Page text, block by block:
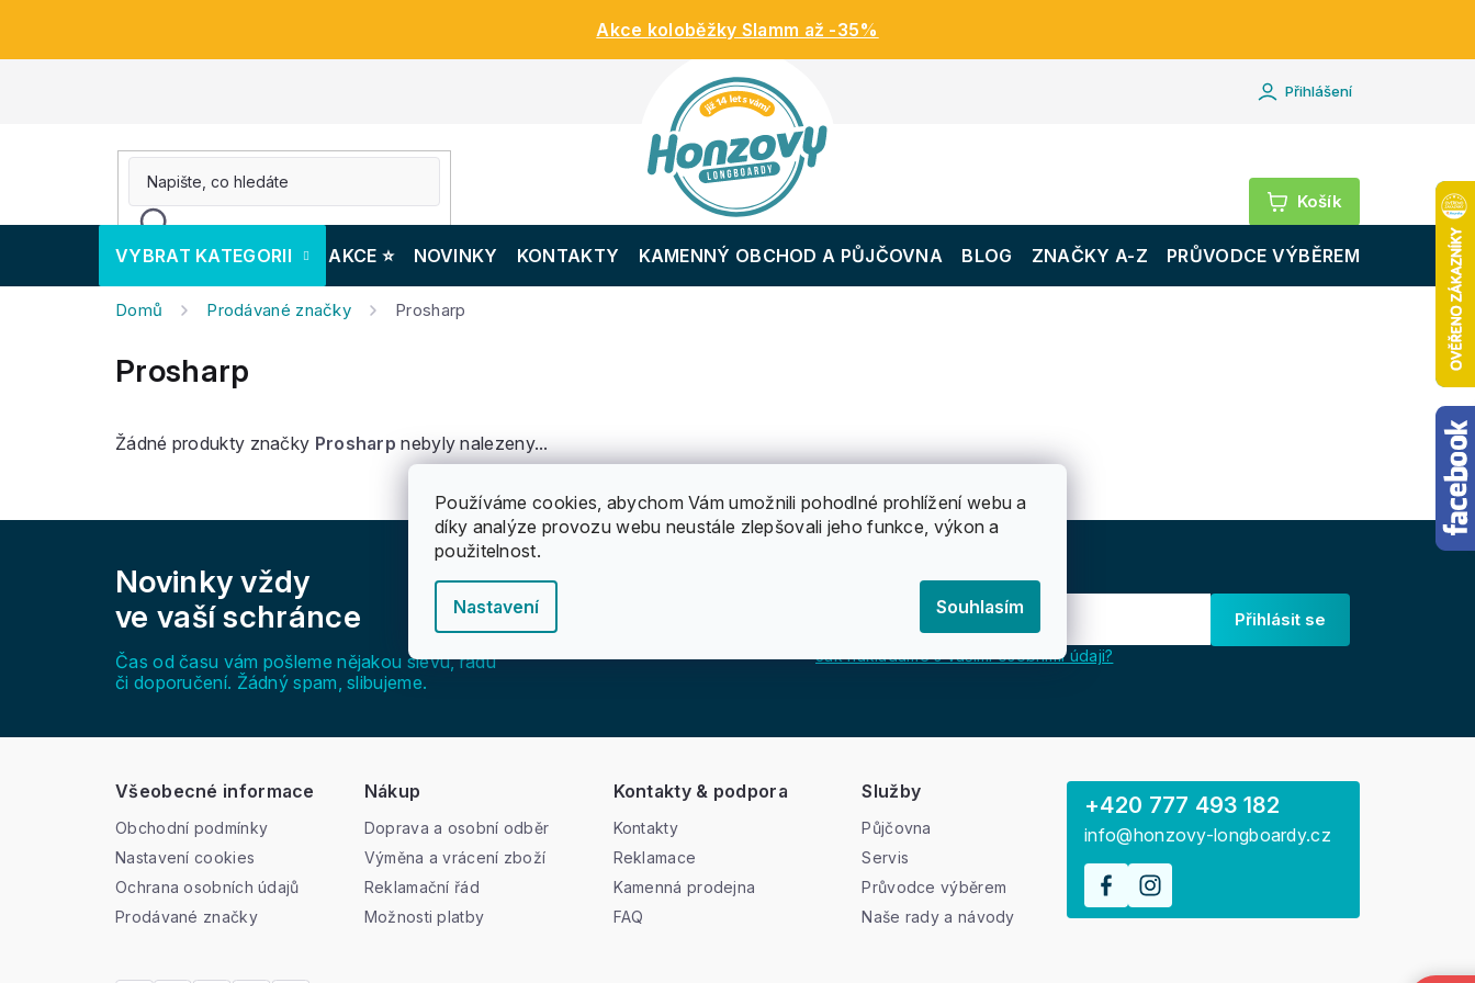
Používáme cookies, abychom Vám umožnili pohodlné prohlížení webu a
díky analýze provozu webu neustále zlepšovali jeho funkce, výkon a
použitelnost.
Nastavení Souhlasím
Akce koloběžky Slamm až -35%
Přihlášení
Nákupní
košík
VYBRAT KATEGORII AKCE ⭐️ NOVINKY KONTAKTY KAMENNÝ OBCHOD A PŮJČOVNA BLOG ZNAČKY A-Z PRŮVODCE VÝBĚREM
Domů Prodávané značky Prosharp
Prosharp
Žádné produkty značky Prosharp nebyly nalezeny...
Novinky vždy
ve vaší schránce
Čas od času vám pošleme nějakou slevu, radu
či doporučení. Žádný spam, slibujeme.
Přihlásit se
Jak nakládáme s vašimi osobními údaji?
Všeobecné informace
Obchodní podmínky
Nastavení cookies
Ochrana osobních údajů
Prodávané značky
Nákup
Doprava a osobní odběr
Výměna a vrácení zboží
Reklamační řád
Možnosti platby
Kontakty & podpora
Kontakty
Reklamace
Kamenná prodejna
FAQ
Služby
Půjčovna
Servis
Průvodce výběrem
Naše rady a návody
+420 777 493 182
info@honzovy-longboardy.cz